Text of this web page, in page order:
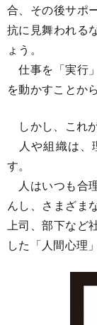
合、その後サポ
抗に見舞われる
ょう。
仕事を「実行
を動かすことか
しかし、これ
人や組織は、
す。
人はいつも合
んし、さまざま
上司、部下など
した「人間心理